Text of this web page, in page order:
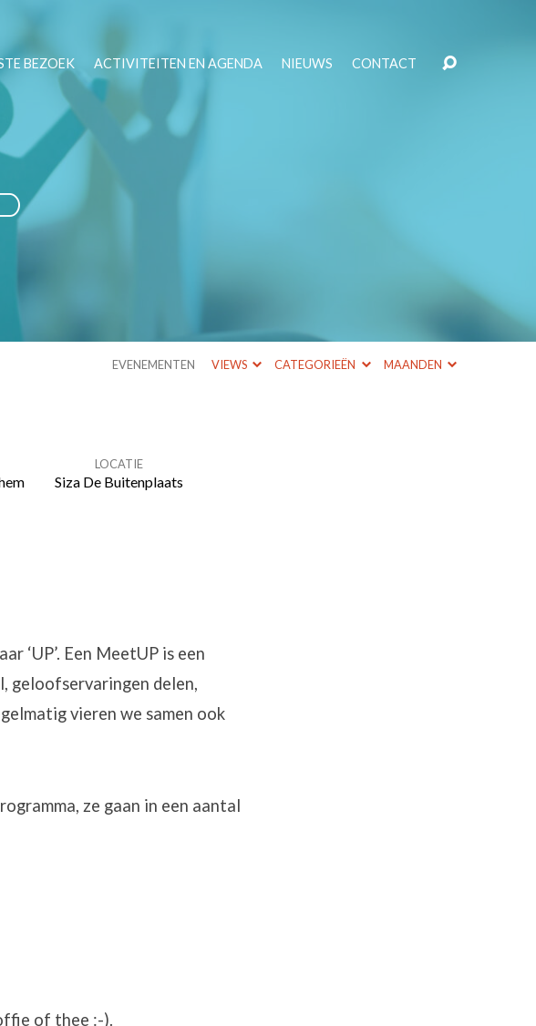
BEZOEK ACTIVITEITEN EN AGENDA NIEUWS CONTACT
EVENEMENTEN VIEWS CATEGORIEËN MAANDEN
LOCATIE
Siza De Buitenplaats
‘UP’. Een MeetUP is een
geloofservaringen delen,
vieren we samen ook
ze gaan in een aantal
of thee :-).